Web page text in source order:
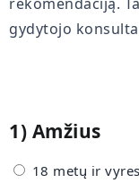
gydytojo
1) Amžius
18 metų ir